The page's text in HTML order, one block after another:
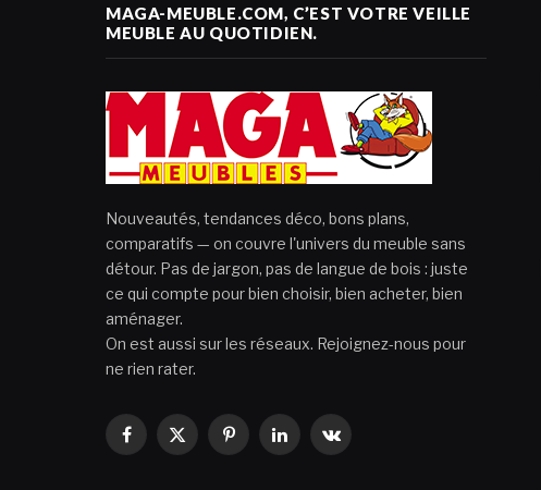
MAGA-MEUBLE.COM, C’EST VOTRE VEILLE
MEUBLE AU QUOTIDIEN.
Nouveautés, tendances déco, bons plans,
comparatifs — on couvre l'univers du meuble sans
détour. Pas de jargon, pas de langue de bois : juste
ce qui compte pour bien choisir, bien acheter, bien
aménager.
On est aussi sur les réseaux. Rejoignez-nous pour
ne rien rater.
Facebook
X
PinterestLinkedInVKontakte